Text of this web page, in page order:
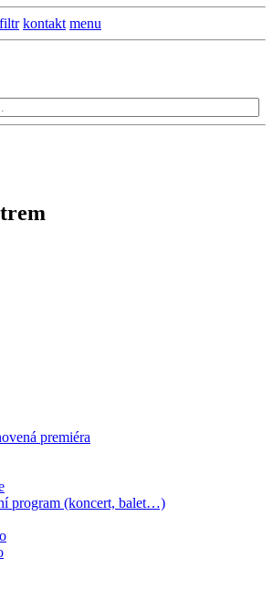
filtr kontakt menu
premiéra
program (koncert, balet…)